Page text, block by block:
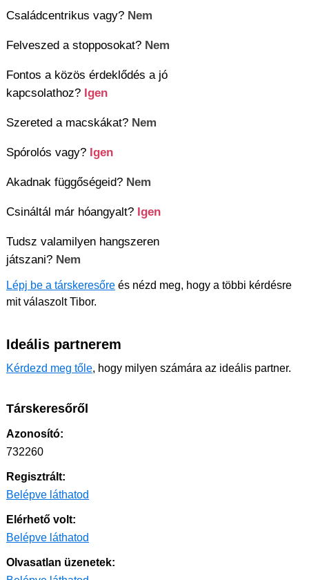
Családcentrikus vagy? Nem
Felveszed a stopposokat? Nem
Fontos a közös érdeklődés a jó
kapcsolathoz? Igen
Szereted a macskákat? Nem
Spórolós vagy? Igen
Akadnak függőségeid? Nem
Csináltál már hóangyalt? Igen
Tudsz valamilyen hangszeren
játszani? Nem
Lépj be a társkeresőre és nézd meg, hogy a többi kérdésre
mit válaszolt Tibor.
Ideális partnerem
Kérdezd meg tőle, hogy milyen számára az ideális partner.
Társkeresőről
Azonosító:
732260
Regisztrált:
Belépve láthatod
Elérhető volt:
Belépve láthatod
Olvasatlan üzenetek: